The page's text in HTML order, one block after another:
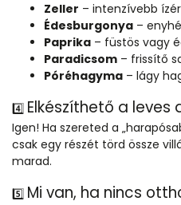
Zeller – intenzívebb
Édesburgonya –
Paprika – füstös vagy
Paradicsom – frissítő
Póréhagyma – lágy
4️⃣ Elkészíthető a leves
Igen! Ha szereted a
csak egy részét törd össze
marad.
5️⃣ Mi van, ha nincs